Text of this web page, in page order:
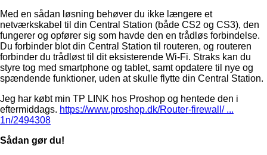
Med en sådan løsning behøver du ikke længere et
netværkskabel til din Central Station (både CS2 og CS3), den
fungerer og opfører sig som havde den en trådløs forbindelse.
Du forbinder blot din Central Station til routeren, og routeren
forbinder du trådløst til dit eksisterende Wi-Fi. Straks kan du
styre tog med smartphone og tablet, samt opdatere til nye og
spændende funktioner, uden at skulle flytte din Central Station.
Jeg har købt min TP LINK hos Proshop og hentede den i
eftermiddags. https://www.proshop.dk/Router-firewall/ ...
1n/2494308
Sådan gør du!